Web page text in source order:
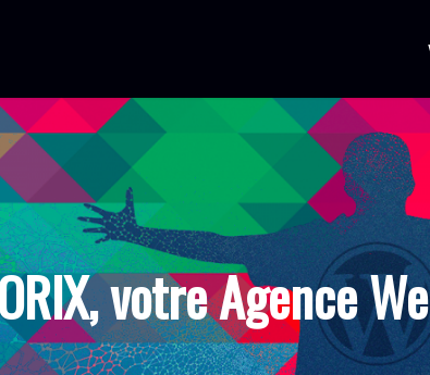
votre Agence